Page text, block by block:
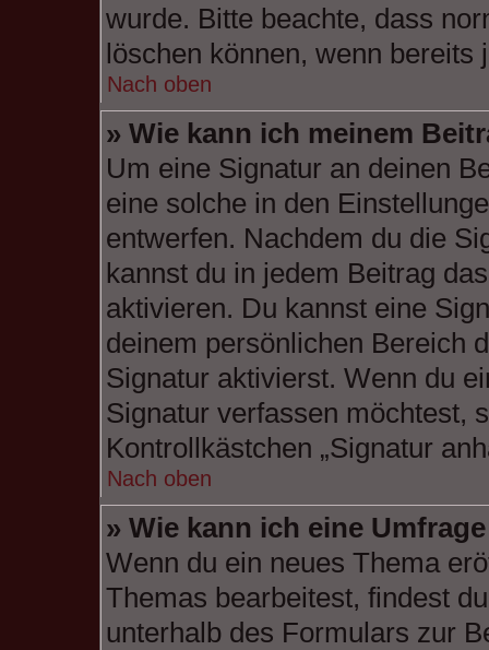
wurde. Bitte beachte, dass
löschen können, wenn
Nach oben
» Wie kann ich meinem
Um eine Signatur an deinen
eine solche in den
entwerfen. Nachdem du die
kannst du in jedem Beitrag
aktivieren. Du kannst eine
deinem persönlichen Bereich
Signatur aktivierst. Wenn du
Signatur verfassen möchtest,
Kontrollkästchen „Signatur
Nach oben
» Wie kann ich eine
Wenn du ein neues Thema
Themas bearbeitest, findest
unterhalb des Formulars zur